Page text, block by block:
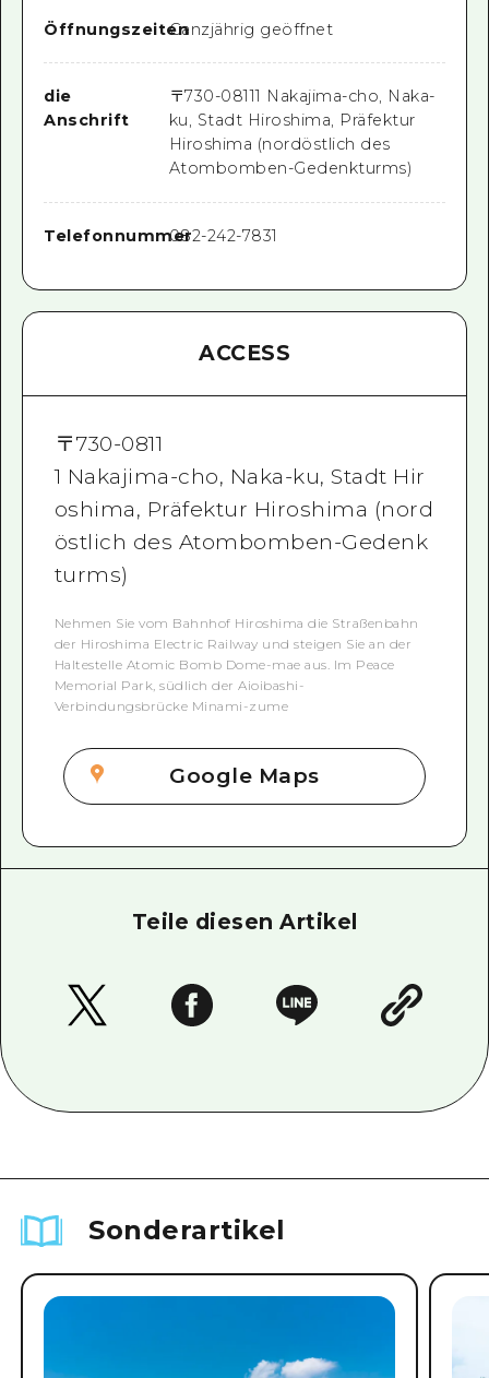
ÖffnungszeitenGanzjährig geöffnet
die
Anschrift
〒730-08111 Nakajima-cho, Naka-
ku, Stadt Hiroshima, Präfektur
Hiroshima (nordöstlich des
Atombomben-Gedenkturms)
Telefonnummer082-242-7831
ACCESS
〒730-0811
1 Nakajima-cho, Naka-ku, Stadt Hir
oshima, Präfektur Hiroshima (nord
östlich des Atombomben-Gedenk
turms)
Nehmen Sie vom Bahnhof Hiroshima die Straßenbahn
der Hiroshima Electric Railway und steigen Sie an der
Haltestelle Atomic Bomb Dome-mae aus. Im Peace
Memorial Park, südlich der Aioibashi-
Verbindungsbrücke Minami-zume
Google Maps
Teile diesen Artikel
Sonderartikel